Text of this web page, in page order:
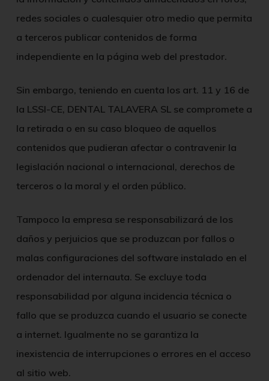
redes sociales o cualesquier otro medio que permita
a terceros publicar contenidos de forma
independiente en la página web del prestador.
Sin embargo, teniendo en cuenta los art. 11 y 16 de
la LSSI-CE, DENTAL TALAVERA SL se compromete a
la retirada o en su caso bloqueo de aquellos
contenidos que pudieran afectar o contravenir la
legislación nacional o internacional, derechos de
terceros o la moral y el orden público.
Tampoco la empresa se responsabilizará de los
daños y perjuicios que se produzcan por fallos o
malas configuraciones del software instalado en el
ordenador del internauta. Se excluye toda
responsabilidad por alguna incidencia técnica o
fallo que se produzca cuando el usuario se conecte
a internet. Igualmente no se garantiza la
inexistencia de interrupciones o errores en el acceso
al sitio web.